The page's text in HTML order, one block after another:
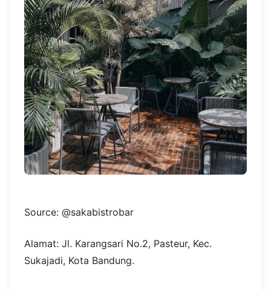
Source: @sakabistrobar
Alamat: Jl. Karangsari No.2, Pasteur, Kec.
Sukajadi, Kota Bandung.